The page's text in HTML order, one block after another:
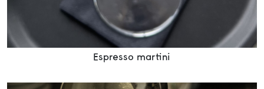
Espresso martini